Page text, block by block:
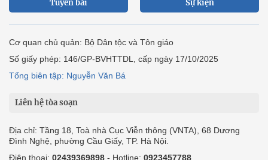
Tuyến bài Sự kiện
Cơ quan chủ quản: Bộ Dân tộc và Tôn giáo
Số giấy phép: 146/GP-BVHTTDL, cấp ngày 17/10/2025
Tổng biên tập: Nguyễn Văn Bá
Liên hệ tòa soạn
Địa chỉ: Tầng 18, Toà nhà Cục Viễn thông (VNTA), 68 Dương
Đình Nghệ, phường Cầu Giấy, TP. Hà Nội.
Điện thoại: 02439369898 - Hotline: 0923457788